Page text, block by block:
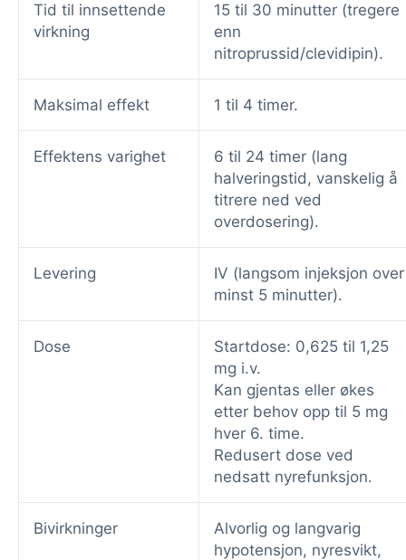
Tid til innsettende
virkning
15 til 30 minutter (tregere
enn
nitroprussid/clevidipin).
Maksimal effekt 1 til 4 timer.
Effektens varighet
6 til 24 timer (lang
halveringstid, vanskelig å
titrere ned ved
overdosering).
Levering
IV (langsom injeksjon over
minst 5 minutter).
Dose
Startdose: 0,625 til 1,25
mg i.v.
Kan gjentas eller økes
etter behov opp til 5 mg
hver 6. time.
Redusert dose ved
nedsatt nyrefunksjon.
Bivirkninger
Alvorlig og langvarig
hypotensjon, nyresvikt,